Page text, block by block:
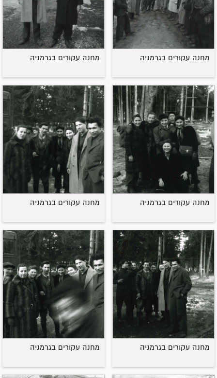
מחנה עקורים בגרמניה מחנה עקורים בגרמניה
מחנה עקורים בגרמניה מחנה עקורים בגרמניה
מחנה עקורים בגרמניה מחנה עקורים בגרמניה